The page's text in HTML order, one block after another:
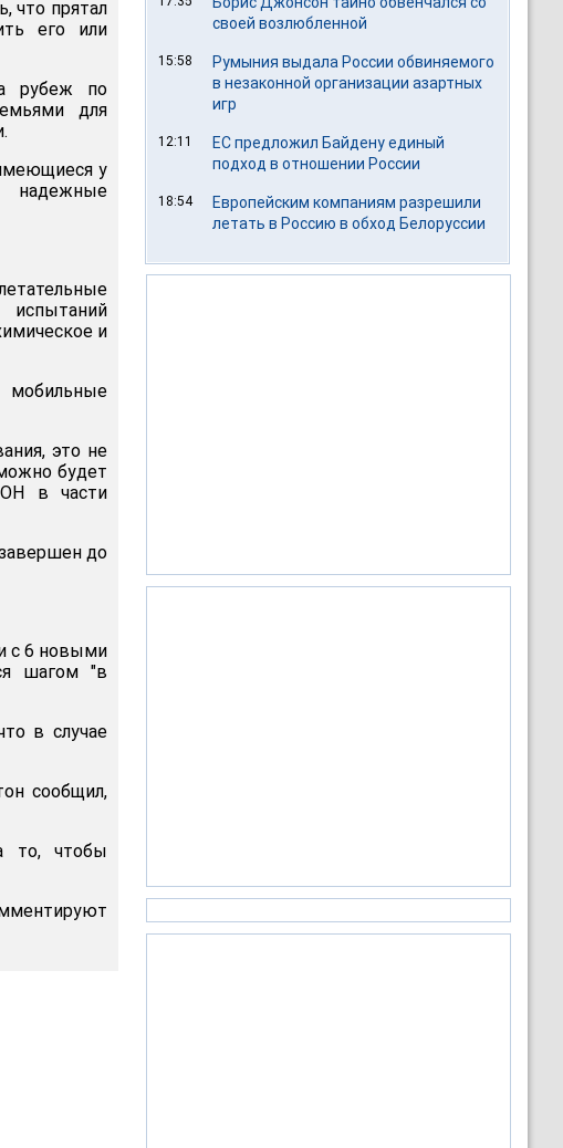
что прятал
его или
рубеж по
для
у
надежные
и
это не
будет
в части
до
с 6 новыми
шагом "в
в случае
сообщил,
то, чтобы
своей возлюбленной
15:58
Румыния выдала России обвиняемого
в незаконной организации азартных
игр
12:11
ЕС предложил Байдену единый
подход в отношении России
18:54
Европейским компаниям разрешили
летать в Россию в обход Белоруссии